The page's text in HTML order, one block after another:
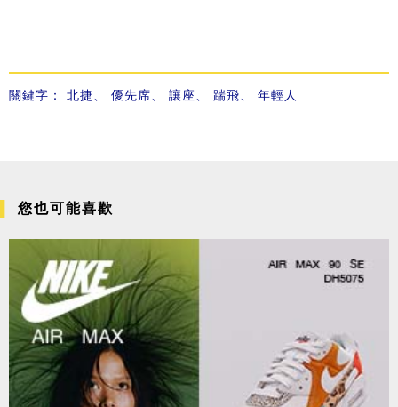
關鍵字： 北捷 優先席 讓座 踹飛 年輕人
您也可能喜歡